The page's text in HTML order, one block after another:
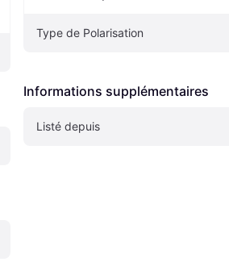
Type de Polarisation
Informations supplémentaires
Listé depuis